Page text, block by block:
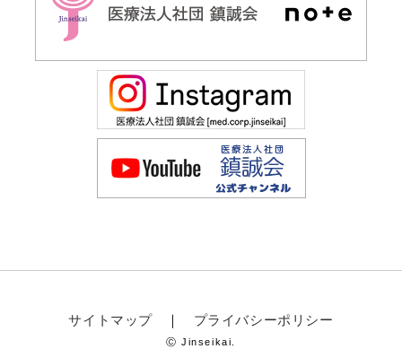
サイトマップ プライバシーポリシー
Ⓒ Jinseikai.